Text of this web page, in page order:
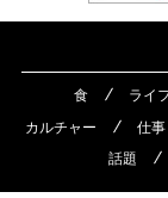
食 ライ
カルチャー
仕事
話題